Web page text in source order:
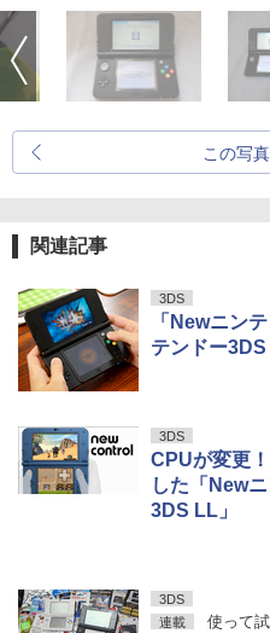
この写
関連記事
3DS
「Newニン
テンドー
3DS
CPUが変更
した「New
3DS LL」
3DS
連載
使って